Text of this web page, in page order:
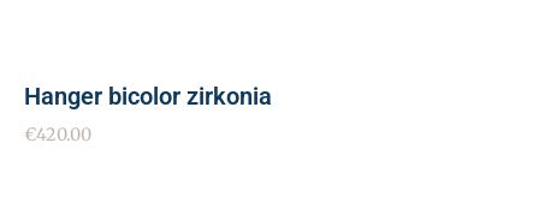
Hanger bicolor zirkonia
€420.00